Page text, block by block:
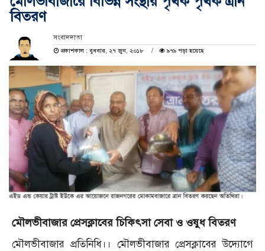
বিতরণ
সংবাদদাতা
প্রকাশকাল : বুধবার, ২৭ জুন, ২০১৮
৯৭৯ পড়া হয়েছে
মৌলভীবাজার প্রেসক্লাবের চিকিৎসা সেবা ও ওষুধ বিতরণ
মৌলভীবাজার প্রতিনিধি।। মৌলভীবাজার প্রেসক্লাবের উদ্যোগে